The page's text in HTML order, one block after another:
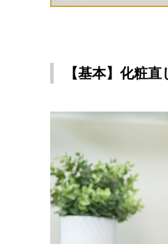
【基本】化粧